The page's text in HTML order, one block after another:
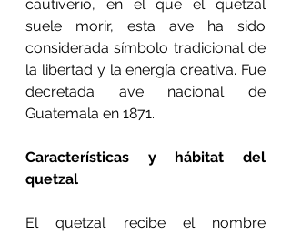
cautiverio, en el que el quetzal
suele morir, esta ave ha sido
considerada símbolo tradicional de
la libertad y la energía creativa. Fue
decretada ave nacional de
Guatemala en 1871.
Características y hábitat del
quetzal
El quetzal recibe el nombre